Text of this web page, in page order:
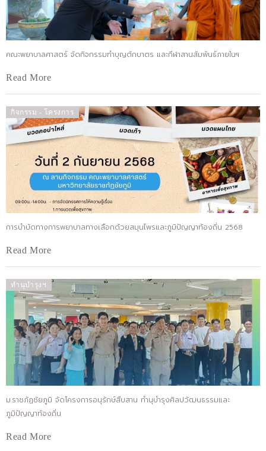
คณะพยาบาลศาสตร์ จัดกิจกรรมทำบุญตักบาตร และกีฬาสานสัมพันธ์ภายในฯ
Read More
กิจกรรม - โครงการ
การบำบัดทางการพยาบาลทางเลือกด้วยสมุนไพรและภูมิปัญญาท้องถิ่น 2568
Read More
ทำนุบำรุงฯ
ม.ราชภัฏชัยภูมิ จัดโครงการอนุรักษ์สืบสาน ทำนุบำรุงศิลปวัฒนธรรมและ
ภูมิปัญญาท้องถิ่น
Read More